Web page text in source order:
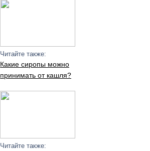
Читайте также:
Какие сиропы можно
принимать от кашля?
Читайте также: